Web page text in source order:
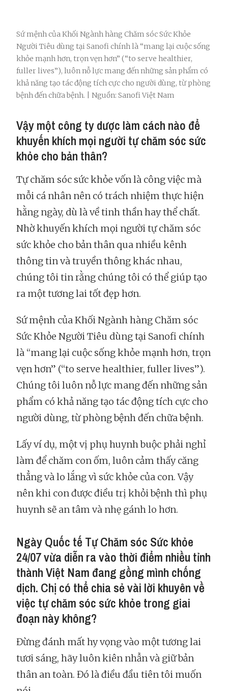
Sứ mệnh của Khối Ngành hàng Chăm sóc Sức Khỏe
Người Tiêu dùng tại Sanofi chính là “mang lại cuộc sống
khỏe mạnh hơn, trọn vẹn hơn” (“to serve healthier,
fuller lives”), luôn nỗ lực mang đến những sản phẩm có
khả năng tạo tác động tích cực cho người dùng, từ phòng
bệnh đến chữa bệnh. | Nguồn: Sanofi Việt Nam
Vậy một công ty dược làm cách nào để
khuyến khích mọi người tự chăm sóc sức
khỏe cho bản thân?
Tự chăm sóc sức khỏe vốn là công việc mà
mỗi cá nhân nên có trách nhiệm thực hiện
hằng ngày, dù là về tinh thần hay thể chất.
Nhờ khuyến khích mọi người tự chăm sóc
sức khỏe cho bản thân qua nhiều kênh
thông tin và truyền thông khác nhau,
chúng tôi tin rằng chúng tôi có thể giúp tạo
ra một tương lai tốt đẹp hơn.
Sứ mệnh của Khối Ngành hàng Chăm sóc
Sức Khỏe Người Tiêu dùng tại Sanofi chính
là “mang lại cuộc sống khỏe mạnh hơn, trọn
vẹn hơn” (“to serve healthier, fuller lives”).
Chúng tôi luôn nỗ lực mang đến những sản
phẩm có khả năng tạo tác động tích cực cho
người dùng, từ phòng bệnh đến chữa bệnh.
Lấy ví dụ, một vị phụ huynh buộc phải nghỉ
làm để chăm con ốm, luôn cảm thấy căng
thẳng và lo lắng vì sức khỏe của con. Vậy
nên khi con được điều trị khỏi bệnh thì phụ
huynh sẽ an tâm và nhẹ gánh lo hơn.
Ngày Quốc tế Tự Chăm sóc Sức khỏe
24/07 vừa diễn ra vào thời điểm nhiều tỉnh
thành Việt Nam đang gồng mình chống
dịch. Chị có thể chia sẻ vài lời khuyên về
việc tự chăm sóc sức khỏe trong giai
đoạn này không?
Đừng đánh mất hy vọng vào một tương lai
tươi sáng, hãy luôn kiên nhẫn và giữ bản
thân an toàn. Đó là điều đầu tiên tôi muốn